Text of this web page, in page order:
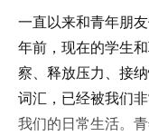
一直以来和青年朋
年前，现在的学生
察、释放压力、接
词汇，已经被我们
我们的日常生活。